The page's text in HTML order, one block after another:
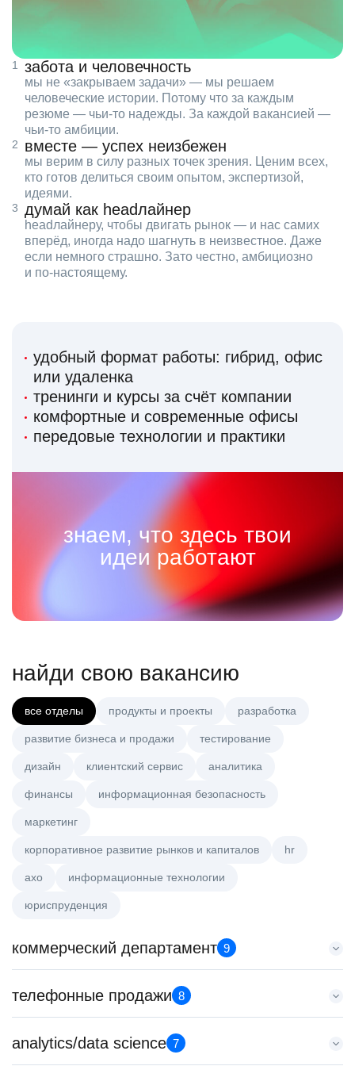
забота и человечность
мы не «закрываем задачи» — мы решаем
человеческие истории. Потому что за каждым
резюме — чьи‑то надежды. За каждой вакансией —
чьи‑то амбиции.
вместе — успех неизбежен
мы верим в силу разных точек зрения. Ценим всех,
кто готов делиться своим опытом, экспертизой,
идеями.
думай как headлайнер
headлайнеру, чтобы двигать рынок — и нас самих
вперёд, иногда надо шагнуть в неизвестное. Даже
если немного страшно. Зато честно, амбициозно
и по‑настоящему.
удобный формат работы: гибрид, офис
или удаленка
тренинги и курсы за счёт компании
комфортные и современные офисы
передовые технологии и практики
знаем, что здесь твои
идеи работают
найди свою вакансию
все отделы продукты и проекты разработка
развитие бизнеса и продажи тестирование
дизайн клиентский сервис аналитика
финансы информационная безопасность
маркетинг
корпоративное развитие рынков и капиталов hr
axo информационные технологии
юриспруденция
коммерческий департамент 9
Аналитик данных (направление Enterprise продаж)
HeadHunter::Коммерческий департамент
з/п не указана
телефонные продажи 8
Специалист телемаркетинга
HeadHunter::Телефонные продажи
analytics/data science 7